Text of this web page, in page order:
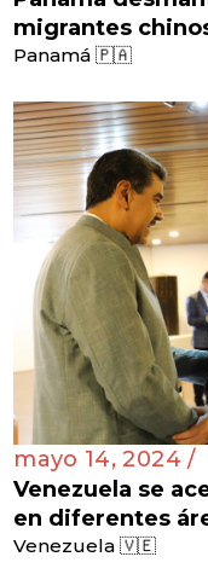
migrantes
Panamá 🇵🇦
mayo 14, 2024 /
Venezuela se
en diferentes
Venezuela 🇻🇪